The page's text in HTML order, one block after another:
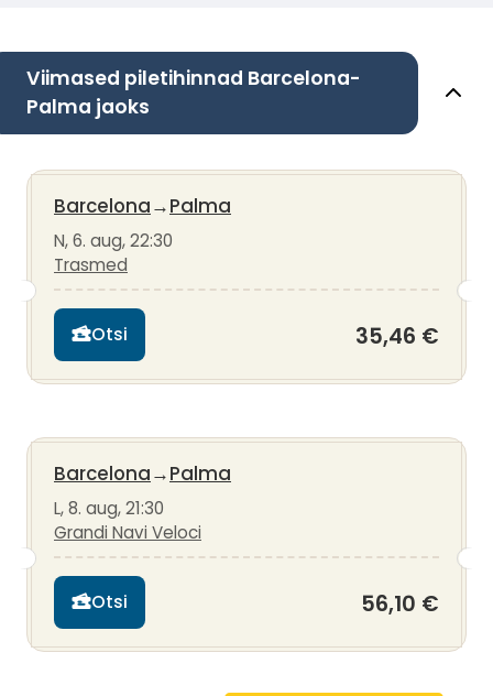
Viimased piletihinnad Barcelona-
Palma jaoks
Barcelona→Palma
N, 6. aug, 22:30
Trasmed
Otsi 35,46 €
Barcelona→Palma
L, 8. aug, 21:30
Grandi Navi Veloci
Otsi 56,10 €